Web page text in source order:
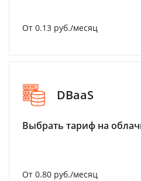
От 0.13 руб./месяц
DBaaS
Выбрать тариф на
От 0.80 руб./месяц